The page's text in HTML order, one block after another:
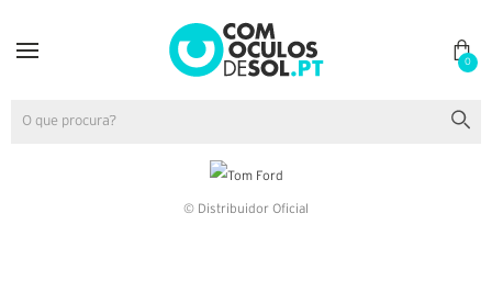
0
© Distribuidor Oficial